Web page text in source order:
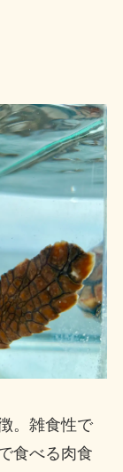
。雑食性で
食べる肉食